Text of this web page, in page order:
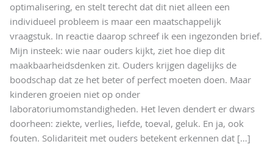
optimalisering, en stelt terecht dat dit niet alleen een
individueel probleem is maar een maatschappelijk
vraagstuk. In reactie daarop schreef ik een ingezonden brief.
Mijn insteek: wie naar ouders kijkt, ziet hoe diep dit
maakbaarheidsdenken zit. Ouders krijgen dagelijks de
boodschap dat ze het beter of perfect moeten doen. Maar
kinderen groeien niet op onder
laboratoriumomstandigheden. Het leven dendert er dwars
doorheen: ziekte, verlies, liefde, toeval, geluk. En ja, ook
fouten. Solidariteit met ouders betekent erkennen dat […]